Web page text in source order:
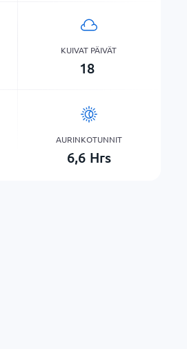
KUIVAT PÄIVÄT
18
AURINKOTUNNIT
6,6 Hrs